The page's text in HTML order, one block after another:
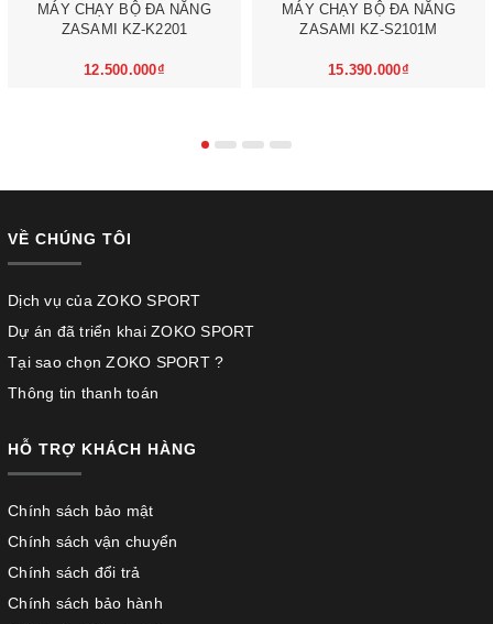
MÁY CHẠY BỘ ĐA NĂNG
ZASAMI KZ-K2201
12.500.000₫
MÁY CHẠY BỘ ĐA NĂNG
ZASAMI KZ-S2101M
15.390.000₫
VỀ CHÚNG TÔI
Dịch vụ của ZOKO SPORT
Dự án đã triển khai ZOKO SPORT
Tại sao chọn ZOKO SPORT ?
Thông tin thanh toán
HỖ TRỢ KHÁCH HÀNG
Chính sách bảo mật
Chính sách vận chuyển
Chính sách đổi trả
Chính sách bảo hành